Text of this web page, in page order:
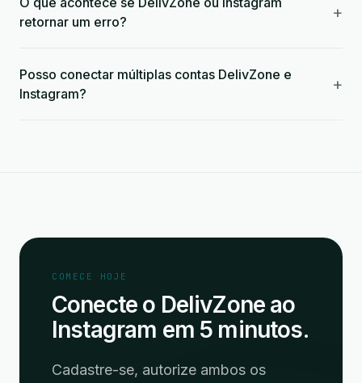
retornar um erro?
+
Posso conectar múltiplas contas DelivZone e
Instagram?
+
COMECE HOJE
Conecte o DelivZone ao
Instagram em 5 minutos.
Cadastre-se, autorize ambos os